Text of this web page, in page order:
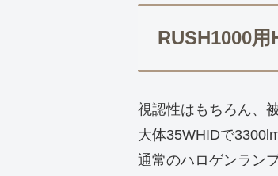
RUSH1000
視認性はもちろん、
大体35WHIDで
通常のハロゲンラン